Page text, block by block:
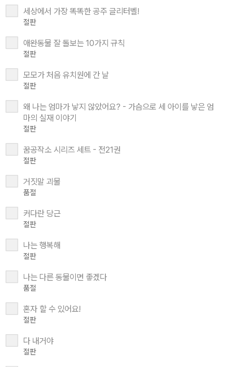
세상에서 가장 똑똑한 공주 글리터벨!
절판
애완동물 잘 돌보는 10가지 규칙
절판
모모가 처음 유치원에 간 날
절판
왜 나는 엄마가 낳지 않았어요? - 가슴으로 세 아이를 낳은 엄
마의 실재 이야기
절판
꿈공작소 시리즈 세트 - 전21권
절판
거짓말 괴물
품절
커다란 당근
절판
나는 행복해
절판
나는 다른 동물이면 좋겠다
품절
혼자 할 수 있어요!
절판
다 내거야
절판